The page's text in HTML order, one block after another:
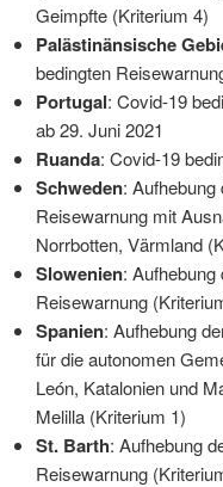
Geimpfte (Kriterium 4)
Palästinänsische
bedingten
Portugal: Covid-19
ab 29. Juni 2021
Ruanda: Covid-19
Schweden:
Reisewarnung mit
Norrbotten, Värmland
Slowenien:
Reisewarnung
Spanien: Aufhebung
für die autonomen
León, Katalonien und
Melilla (Kriterium 1)
St. Barth: Aufhebung
Reisewarnung